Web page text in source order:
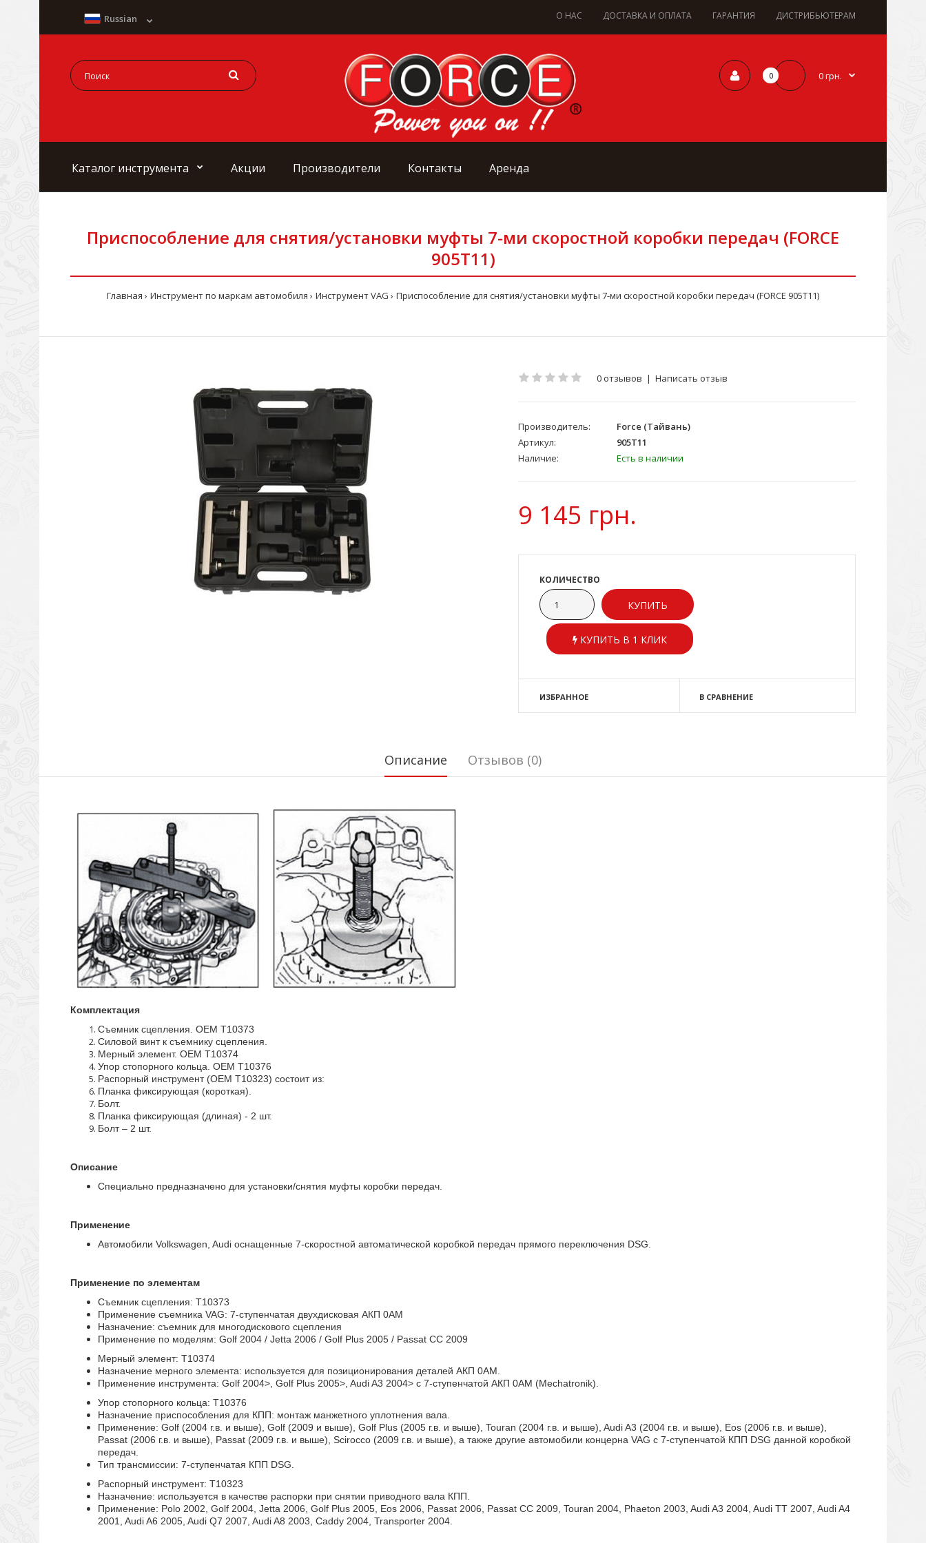
О НАС ДОСТАВКА И ОПЛАТА ГАРАНТИЯ ДИСТРИБЬЮТЕРАМ
Russian
0 0 грн.
Каталог инструмента Акции Производители Контакты Аренда
Приспособление для снятия/установки муфты 7-ми скоростной коробки передач (FORCE
905T11)
Главная Инструмент по маркам автомобиля Инструмент VAG Приспособление для снятия/установки муфты 7-ми скоростной коробки передач (FORCE 905T11)
0 отзывов | Написать отзыв
Производитель:
Force (Тайвань)
Артикул:
905T11
Наличие:
Есть в наличии
9 145 грн.
КОЛИЧЕСТВО
КУПИТЬ В 1 КЛИК
ИЗБРАННОЕ В СРАВНЕНИЕ
Описание Отзывов (0)
Комплектация
Съемник сцепления. ОЕМ Т10373
Силовой винт к съемнику сцепления.
Мерный элемент. ОЕМ Т10374
Упор стопорного кольца. ОЕМ Т10376
Распорный инструмент (ОЕМ Т10323) состоит из:
Планка фиксирующая (короткая).
Болт.
Планка фиксирующая (длиная) - 2 шт.
Болт – 2 шт.
Описание
Специально предназначено для установки/снятия муфты коробки передач.
Применение
Автомобили Volkswagen, Audi оснащенные 7-скоростной автоматической коробкой передач прямого переключения DSG.
Применение по элементам
Съемник сцепления: T10373
Применение съемника VAG: 7-ступенчатая двухдисковая АКП 0AM
Назначение: съемник для многодискового сцепления
Применение по моделям: Golf 2004 / Jetta 2006 / Golf Plus 2005 / Passat CC 2009
Мерный элемент: T10374
Назначение мерного элемента: используется для позиционирования деталей АКП 0AM.
Применение инструмента: Golf 2004>, Golf Plus 2005>, Audi A3 2004> с 7-ступенчатой АКП 0AM (Mechatronik).
Упор стопорного кольца: Т10376
Назначение приспособления для КПП: монтаж манжетного уплотнения вала.
Применение: Golf (2004 г.в. и выше), Golf (2009 и выше), Golf Plus (2005 г.в. и выше), Touran (2004 г.в. и выше), Audi A3 (2004 г.в. и выше), Eos (2006 г.в. и выше),
Passat (2006 г.в. и выше), Passat (2009 г.в. и выше), Scirocco (2009 г.в. и выше), а также другие автомобили концерна VAG c 7-ступенчатой КПП DSG данной коробкой
передач.
Тип трансмиссии: 7-ступенчатая КПП DSG.
Распорный инструмент: Т10323
Назначение: используется в качестве распорки при снятии приводного вала КПП.
Применение: Polo 2002, Golf 2004, Jetta 2006, Golf Plus 2005, Eos 2006, Passat 2006, Passat CC 2009, Touran 2004, Phaeton 2003, Audi A3 2004, Audi TT 2007, Audi A4
2001, Audi A6 2005, Audi Q7 2007, Audi A8 2003, Caddy 2004, Transporter 2004.